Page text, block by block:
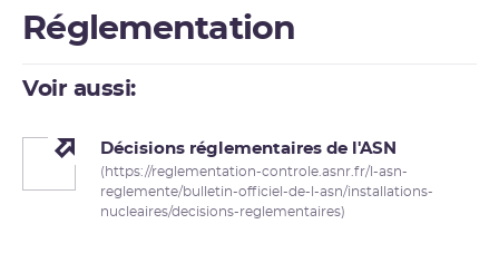
Réglementation
Voir aussi:
Décisions réglementaires de l'ASN
(https://reglementation-controle.asnr.fr/l-asn-
reglemente/bulletin-officiel-de-l-asn/installations-
nucleaires/decisions-reglementaires)